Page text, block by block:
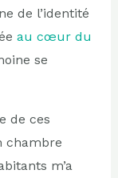
de l’identité
au cœur du
se
de ces
chambre
m’a